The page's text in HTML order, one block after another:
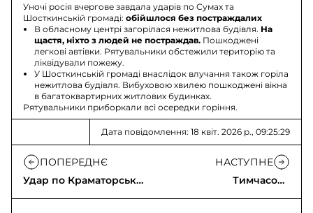
Уночі росія вчергове завдала ударів по Сумах та
Шосткинській громаді:обійшлося без постраждалих
В обласному центрі загорілася нежитлова будівля. На
щастя, ніхто з людей не постраждав. Пошкоджені
легкові автівки. Рятувальники обстежили територію та
ліквідували пожежу.
У Шосткинській громаді внаслідок влучання також горіла
нежитлова будівля. Вибуховою хвилею пошкоджені вікна
в багатоквартирних житлових будинках.
Рятувальники приборкали всі осередки горіння.
Дата повідомлення: 18 квіт. 2026 р., 09:25:29
ПОПЕРЕДНЄ
Удар по Краматорську:
двоє поранених
НАСТУПНЕ
Тимчасове
перекриття мосту на